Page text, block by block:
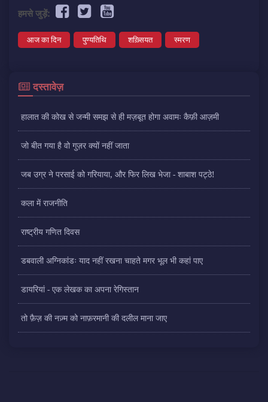
हमसे जुड़ें:
आज का दिन पुण्यतिथि शख़्सियत स्मरण
दस्तावेज़
हालात की कोख से जन्मी समझ से ही मज़बूत होगा अवामः कैफ़ी आज़मी
जो बीत गया है वो गुज़र क्यों नहीं जाता
जब उग्र ने परसाई को गरियाया, और फिर लिख भेजा - शाबाश पट्ठे!
कला में राजनीति
राष्ट्रीय गणित दिवस
डबवाली अग्निकांडः याद नहीं रखना चाहते मगर भूल भी कहां पाए
डायरियां - एक लेखक का अपना रेगिस्तान
तो फ़ैज़ की नज़्म को नाफ़रमानी की दलील माना जाए